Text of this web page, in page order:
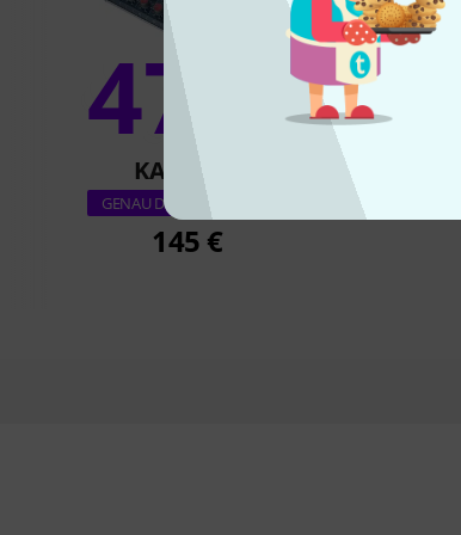
47%
KAUFTEN
GENAU DIESES PRODUKT
145 €